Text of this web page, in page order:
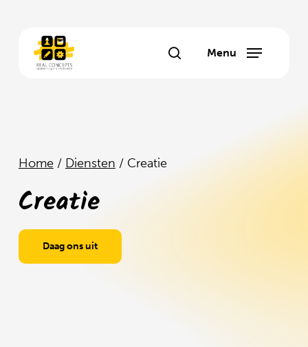
content
searchMenu
Home / Diensten / Creatie
Creatie
Daag ons uit